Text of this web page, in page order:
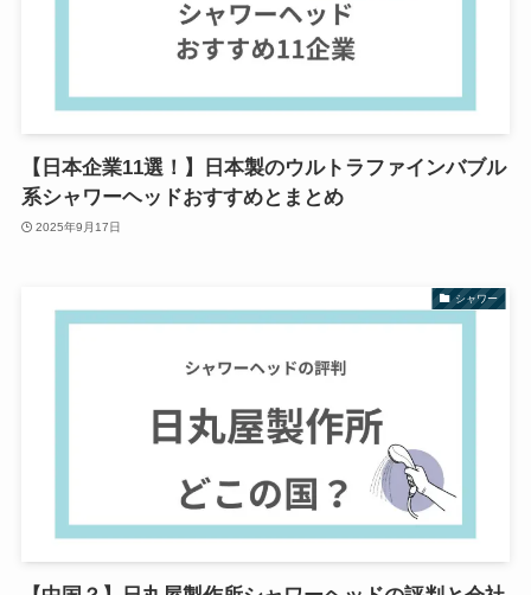
【日本企業11選！】日本製のウルトラファインバブル
系シャワーヘッドおすすめとまとめ
2025年9月17日
シャワー